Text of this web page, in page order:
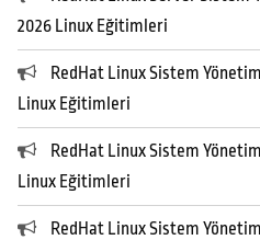
2026 Linux Eğitimleri
RedHat Linux Sistem
Linux Eğitimleri
RedHat Linux Sistem
Linux Eğitimleri
RedHat Linux Sistem